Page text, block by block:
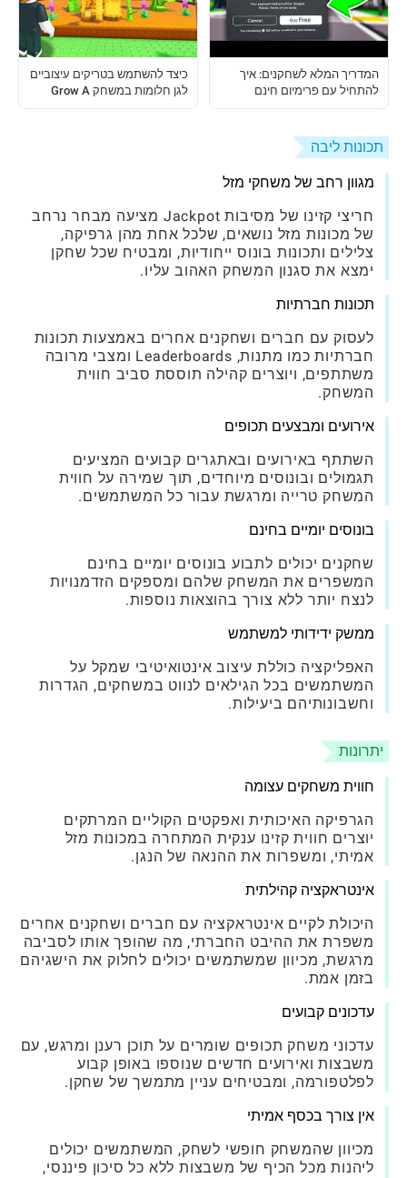
המדריך המלא לשחקנים: איך
להתחיל עם פרימיום חינם
כיצד להשתמש בטריקים עיצוביים
לגן חלומות במשחק Grow A
תכונות ליבה
מגוון רחב של משחקי מזל
חריצי קזינו של מסיבות Jackpot מציעה מבחר נרחב
של מכונות מזל נושאים, שלכל אחת מהן גרפיקה,
צלילים ותכונות בונוס ייחודיות, ומבטיח שכל שחקן
ימצא את סגנון המשחק האהוב עליו.
תכונות חברתיות
לעסוק עם חברים ושחקנים אחרים באמצעות תכונות
חברתיות כמו מתנות, Leaderboards ומצבי מרובה
משתתפים, ויוצרים קהילה תוססת סביב חווית
המשחק.
אירועים ומבצעים תכופים
השתתף באירועים ובאתגרים קבועים המציעים
תגמולים ובונוסים מיוחדים, תוך שמירה על חווית
המשחק טרייה ומרגשת עבור כל המשתמשים.
בונוסים יומיים בחינם
שחקנים יכולים לתבוע בונוסים יומיים בחינם
המשפרים את המשחק שלהם ומספקים הזדמנויות
לנצח יותר ללא צורך בהוצאות נוספות.
ממשק ידידותי למשתמש
האפליקציה כוללת עיצוב אינטואיטיבי שמקל על
המשתמשים בכל הגילאים לנווט במשחקים, הגדרות
וחשבונותיהם ביעילות.
יתרונות
חווית משחקים עצומה
הגרפיקה האיכותית ואפקטים הקוליים המרתקים
יוצרים חווית קזינו ענקית המתחרה במכונות מזל
אמיתי, ומשפרות את ההנאה של הנגן.
אינטראקציה קהילתית
היכולת לקיים אינטראקציה עם חברים ושחקנים אחרים
משפרת את ההיבט החברתי, מה שהופך אותו לסביבה
מרגשת, מכיוון שמשתמשים יכולים לחלוק את הישגיהם
בזמן אמת.
עדכונים קבועים
עדכוני משחק תכופים שומרים על תוכן רענן ומרגש, עם
משבצות ואירועים חדשים שנוספו באופן קבוע
לפלטפורמה, ומבטיחים עניין מתמשך של שחקן.
אין צורך בכסף אמיתי
מכיוון שהמשחק חופשי לשחק, המשתמשים יכולים
ליהנות מכל הכיף של משבצות ללא כל סיכון פיננסי,